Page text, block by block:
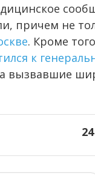
причем не
. Кроме
к
вызвавшие